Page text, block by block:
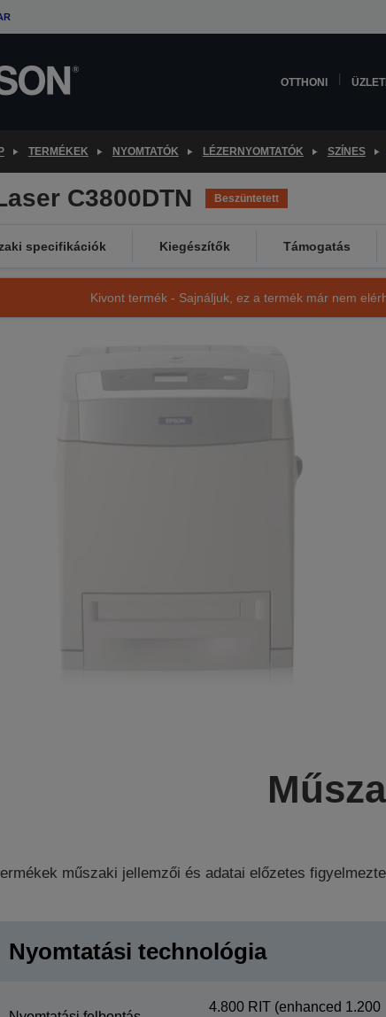
OTTHONI
TERMÉKEK NYOMTATÓK LÉZERNYOMTATÓK SZÍNES
C3800DTN Beszüntetett
specifikációk Kiegészítők Támogatás
Kivont termék - Sajnáljuk, ez a termék már nem
műszaki jellemzői és adatai előzetes
Nyomtatási technológia
4.800 RIT (enhanced 1.200